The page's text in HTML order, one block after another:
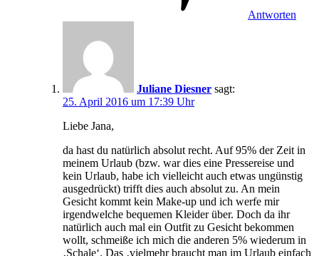
Antworten
Juliane Diesner sagt:
25. April 2016 um 17:39 Uhr
Liebe Jana,
da hast du natürlich absolut recht. Auf 95% der Zeit in
meinem Urlaub (bzw. war dies eine Pressereise und
kein Urlaub, habe ich vielleicht auch etwas ungünstig
ausgedrückt) trifft dies auch absolut zu. An mein
Gesicht kommt kein Make-up und ich werfe mir
irgendwelche bequemen Kleider über. Doch da ihr
natürlich auch mal ein Outfit zu Gesicht bekommen
wollt, schmeiße ich mich die anderen 5% wiederum in
‚Schale‘. Das ‚vielmehr braucht man im Urlaub einfach